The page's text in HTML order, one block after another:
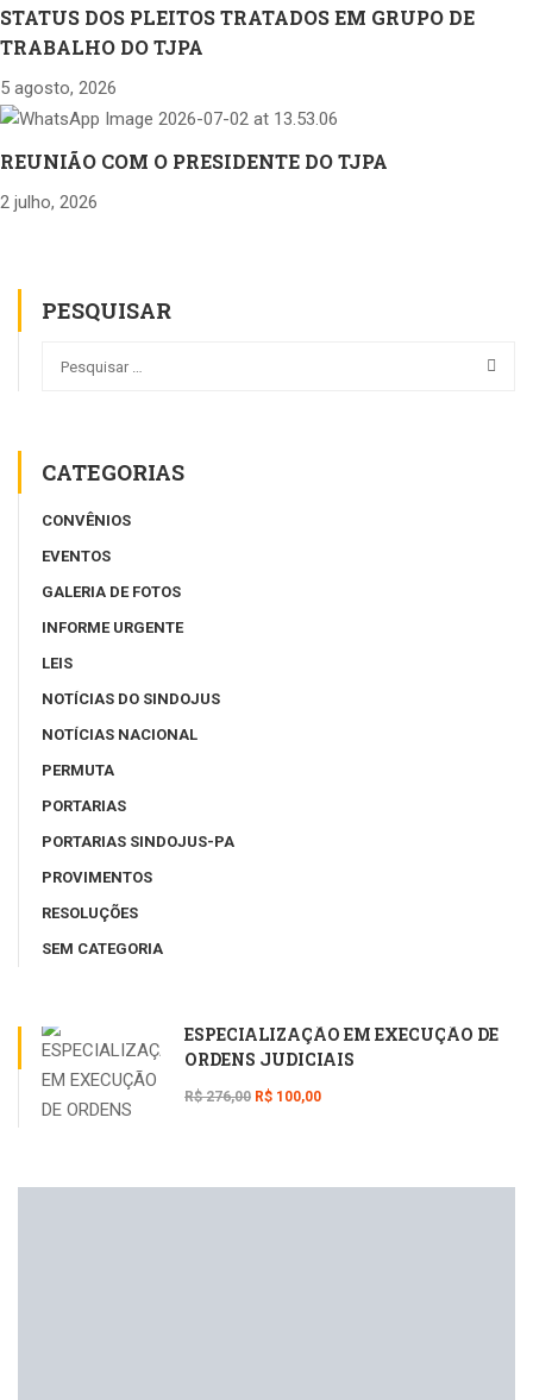
STATUS DOS PLEITOS TRATADOS EM GRUPO DE
TRABALHO DO TJPA
5 agosto, 2026
REUNIÃO COM O PRESIDENTE DO TJPA
2 julho, 2026
PESQUISAR
CATEGORIAS
CONVÊNIOS
EVENTOS
GALERIA DE FOTOS
INFORME URGENTE
LEIS
NOTÍCIAS DO SINDOJUS
NOTÍCIAS NACIONAL
PERMUTA
PORTARIAS
PORTARIAS SINDOJUS-PA
PROVIMENTOS
RESOLUÇÕES
SEM CATEGORIA
ESPECIALIZAÇÃO EM EXECUÇÃO DE
ORDENS JUDICIAIS
R$ 276,00 R$ 100,00